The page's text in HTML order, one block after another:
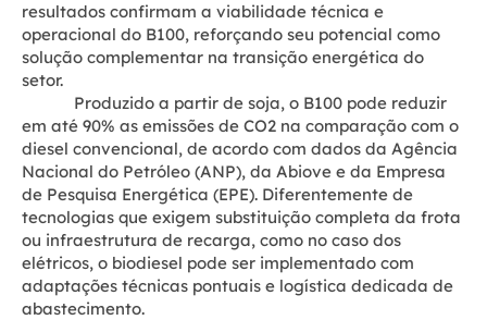
resultados confirmam a viabilidade técnica e
operacional do B100, reforçando seu potencial como
solução complementar na transição energética do
setor.
Produzido a partir de soja, o B100 pode reduzir
em até 90% as emissões de CO2 na comparação com o
diesel convencional, de acordo com dados da Agência
Nacional do Petróleo (ANP), da Abiove e da Empresa
de Pesquisa Energética (EPE). Diferentemente de
tecnologias que exigem substituição completa da frota
ou infraestrutura de recarga, como no caso dos
elétricos, o biodiesel pode ser implementado com
adaptações técnicas pontuais e logística dedicada de
abastecimento.